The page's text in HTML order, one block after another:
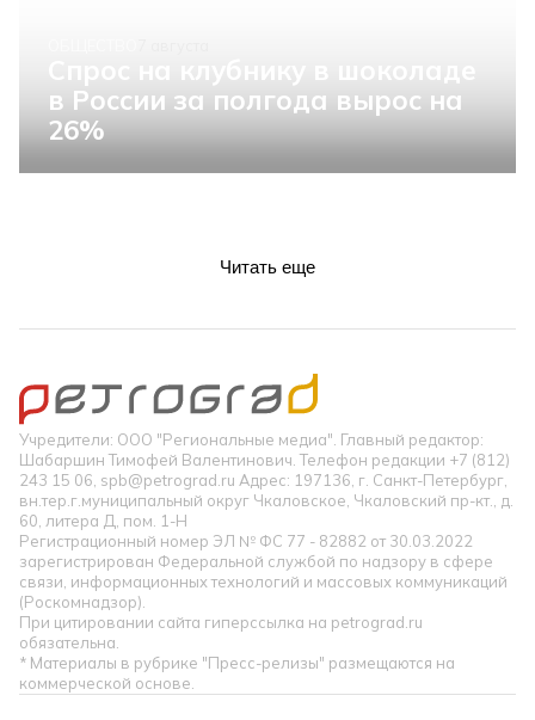
в России за полгода вырос на
26%
Читать еще
Учредители: ООО "Региональные медиа". Главный редактор:
Шабаршин Тимофей Валентинович. Телефон редакции +7 (812)
243 15 06, spb@petrograd.ru Адрес: 197136, г. Санкт-Петербург,
вн.тер.г.муниципальный округ Чкаловское, Чкаловский пр-кт., д.
60, литера Д, пом. 1-Н
Регистрационный номер ЭЛ № ФС 77 - 82882 от 30.03.2022
зарегистрирован Федеральной службой по надзору в сфере
связи, информационных технологий и массовых коммуникаций
(Роскомнадзор).
При цитировании сайта гиперссылка на petrograd.ru
обязательна.
* Материалы в рубрике "Пресс-релизы" размещаются на
коммерческой основе.